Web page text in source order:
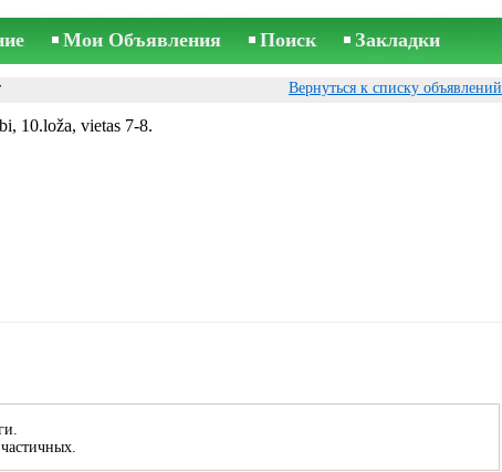
Мои Объявления Поиск Закладки
Вернуться к списку объявлений
10.loža, vietas 7-8.